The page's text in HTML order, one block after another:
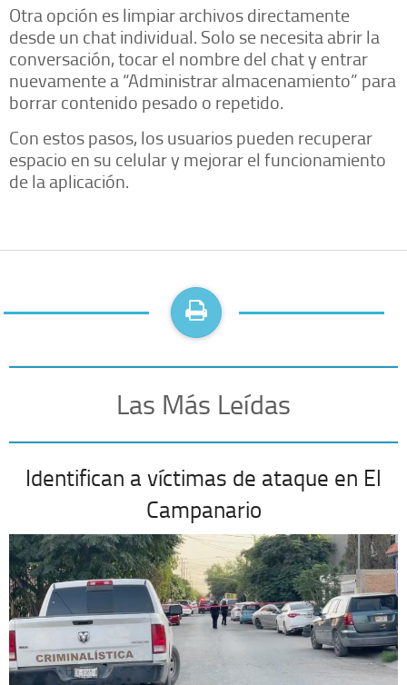
Otra opción es limpiar archivos directamente
desde un chat individual. Solo se necesita abrir la
conversación, tocar el nombre del chat y entrar
nuevamente a “Administrar almacenamiento” para
borrar contenido pesado o repetido.
Con estos pasos, los usuarios pueden recuperar
espacio en su celular y mejorar el funcionamiento
de la aplicación.
Las Más Leídas
Identifican a víctimas de ataque en El
Campanario